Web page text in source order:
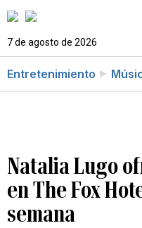
7 de agosto de 2026
Entretenimiento
Natalia Lugo
en The Fox
semana